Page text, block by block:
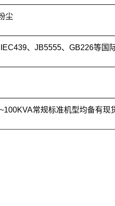
尘
、JB5555、GB226等国
常规标准机型均备有现